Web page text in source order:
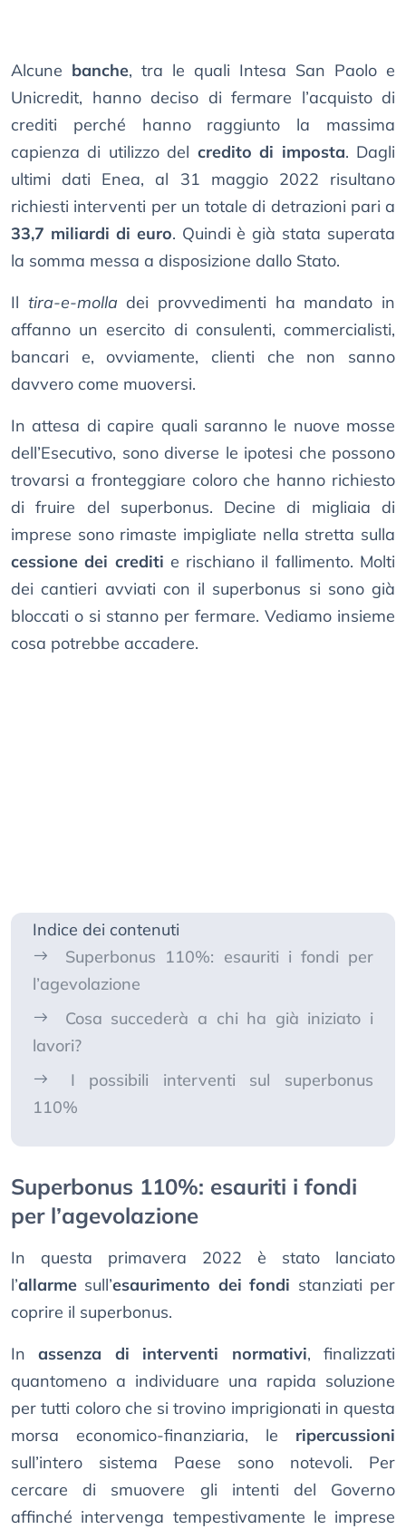
Alcune banche, tra le quali Intesa San Paolo e
Unicredit, hanno deciso di fermare l’acquisto di
crediti perché hanno raggiunto la massima
capienza di utilizzo del credito di imposta. Dagli
ultimi dati Enea, al 31 maggio 2022 risultano
richiesti interventi per un totale di detrazioni pari a
33,7 miliardi di euro. Quindi è già stata superata
la somma messa a disposizione dallo Stato.
Il tira-e-molla dei provvedimenti ha mandato in
affanno un esercito di consulenti, commercialisti,
bancari e, ovviamente, clienti che non sanno
davvero come muoversi.
In attesa di capire quali saranno le nuove mosse
dell’Esecutivo, sono diverse le ipotesi che possono
trovarsi a fronteggiare coloro che hanno richiesto
di fruire del superbonus. Decine di migliaia di
imprese sono rimaste impigliate nella stretta sulla
cessione dei crediti e rischiano il fallimento. Molti
dei cantieri avviati con il superbonus si sono già
bloccati o si stanno per fermare. Vediamo insieme
cosa potrebbe accadere.
Indice dei contenuti
Superbonus 110%: esauriti i fondi per
l’agevolazione
Cosa succederà a chi ha già iniziato i
lavori?
I possibili interventi sul superbonus
110%
Superbonus 110%: esauriti i fondi
per l’agevolazione
In questa primavera 2022 è stato lanciato
l’allarme sull’esaurimento dei fondi stanziati per
coprire il superbonus.
Inassenza di interventi normativi, finalizzati
quantomeno a individuare una rapida soluzione
per tutti coloro che si trovino imprigionati in questa
morsa economico-finanziaria, le ripercussioni
sull’intero sistema Paese sono notevoli. Per
cercare di smuovere gli intenti del Governo
affinché intervenga tempestivamente le imprese